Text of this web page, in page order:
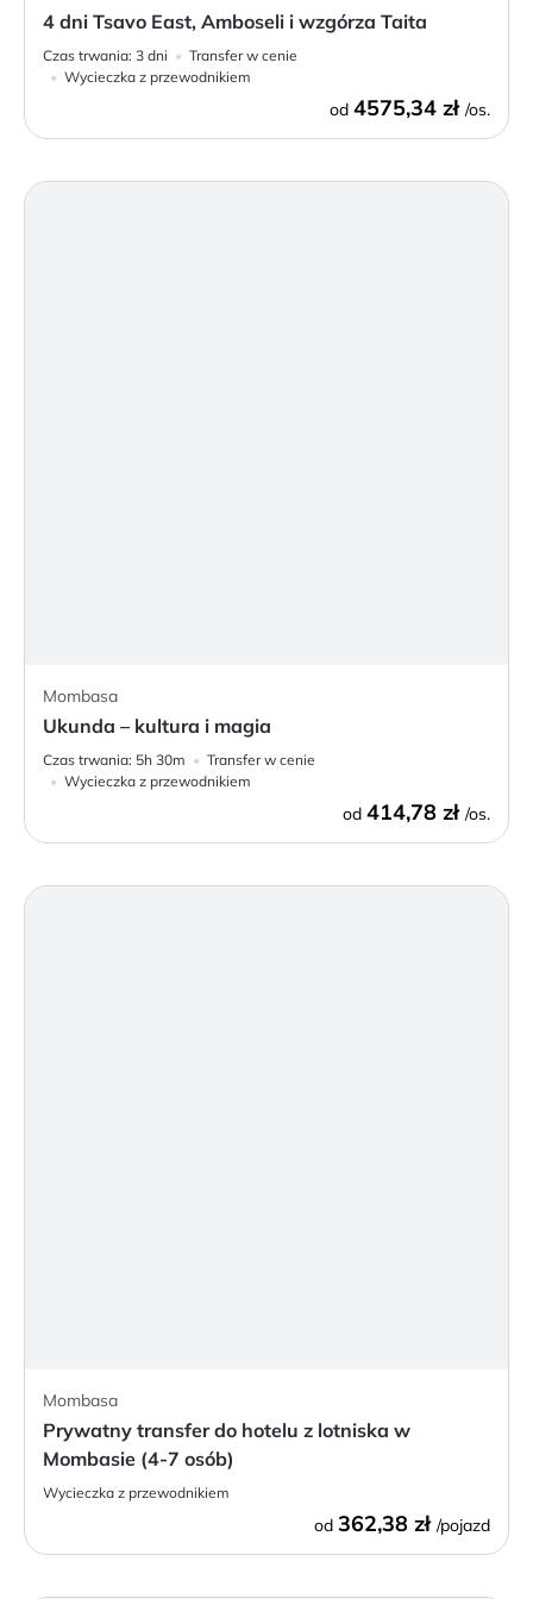
4 dni Tsavo East, Amboseli i wzgórza Taita
Czas trwania: 3 dni
Transfer w cenie
Wycieczka z przewodnikiem
od 4575,34 zł /os.
Mombasa
Ukunda – kultura i magia
Czas trwania: 5h 30m
Transfer w cenie
Wycieczka z przewodnikiem
od 414,78 zł /os.
Mombasa
Prywatny transfer do hotelu z lotniska w
Mombasie (4-7 osób)
Wycieczka z przewodnikiem
od 362,38 zł /pojazd